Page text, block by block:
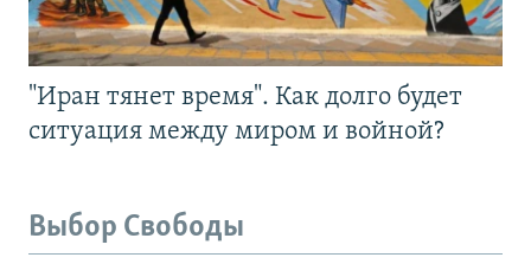
"Иран тянет время". Как долго будет
ситуация между миром и войной?
Выбор Свободы